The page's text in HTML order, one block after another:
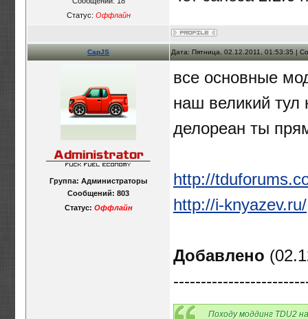
Статус: Оффлайн
CapJS Дата: Пятница, 02.12.2011, 01:53:35 |
Группа: Администраторы
Сообщений: 803
Статус: Оффлайн
все основные
наш великий тул
делореан ты
http://
http://i-knyazev.ru/
Добавлено
Походу моддинг TDU2